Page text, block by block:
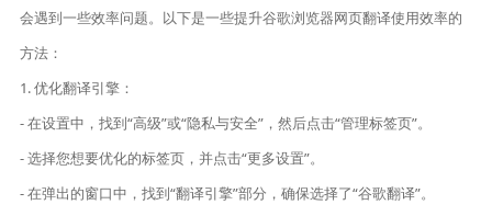
会遇到一些效率问题。以下是一些提升谷歌浏览器网页翻译使用效率的
方法：
1. 优化翻译引擎：
- 在设置中，找到“高级”或“隐私与安全”，然后点击“管理标签页”。
- 选择您想要优化的标签页，并点击“更多设置”。
- 在弹出的窗口中，找到“翻译引擎”部分，确保选择了“谷歌翻译”。